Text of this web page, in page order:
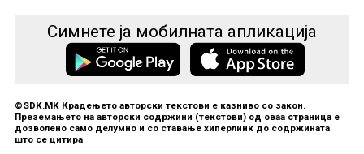
Симнете ја мобилната апликација
©SDK.MK Крадењето авторски текстови е казниво со закон.
Преземањето на авторски содржини (текстови) од оваа страница е
дозволено само делумно и со ставање хиперлинк до содржината
што се цитира